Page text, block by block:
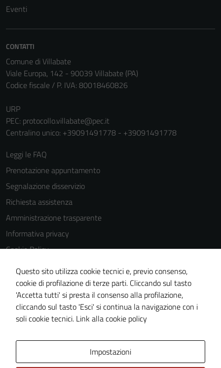
Eventi
CONTATTI
Comune di Villabate
Viale Europa, 142 - 90039 Villabate (PA)
Codice fiscale / P. IVA: 80018460826
URP
PEC: protocollo.villabate@pec.it
Centralino unico: +39091491778 - +39091491778
Leggi le FAQ
Prenotazione appuntamento
Segnalazione disservizio
Richiesta assistenza
Amministrazione trasparente
Informativa privacy
Cookie Policy
Note legali
Dichiarazione di accessibilità
Obiettivi di accessibilità
Piano di miglioramento del sito
Questo sito utilizza cookie tecnici e, previo consenso,
cookie di profilazione di terze parti. Cliccando sul tasto
'Accetta tutti' si presta il consenso alla profilazione,
cliccando sul tasto 'Esci' si continua la navigazione con i
soli cookie tecnici. Link alla cookie policy
Impostazioni
Tecnici
Questi cookie
del sito e non